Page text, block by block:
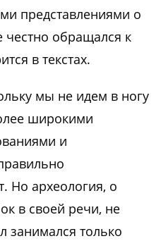
представлениями о
честно обращался к
в текстах.
мы не идем в ногу
широкими
и
Но археология, о
в своей речи, не
занимался только